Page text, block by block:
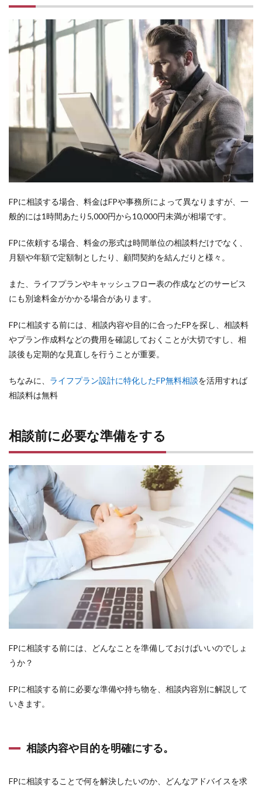
FPに相談する場合、料金はFPや事務所によって異なりますが、一
般的には1時間あたり5,000円から10,000円未満が相場です。
FPに依頼する場合、料金の形式は時間単位の相談料だけでなく、
月額や年額で定額制としたり、顧問契約を結んだりと様々。
また、ライフプランやキャッシュフロー表の作成などのサービス
にも別途料金がかかる場合があります。
FPに相談する前には、相談内容や目的に合ったFPを探し、相談料
やプラン作成料などの費用を確認しておくことが大切ですし、相
談後も定期的な見直しを行うことが重要。
ちなみに、 ライフプラン設計に特化したFP無料相談を活用すれば
相談料は無料
相談前に必要な準備をする
FPに相談する前には、どんなことを準備しておけばいいのでしょ
うか？
FPに相談する前に必要な準備や持ち物を、相談内容別に解説して
いきます。
相談内容や目的を明確にする。
FPに相談することで何を解決したいのか、どんなアドバイスを求